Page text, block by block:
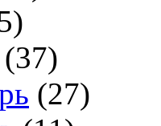
(37)
(27)